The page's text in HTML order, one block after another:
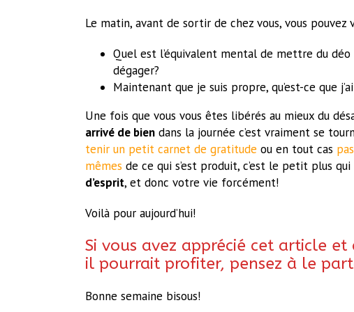
Le matin, avant de sortir de chez vous, vous pouvez
Quel est l’équivalent mental de mettre du déo
dégager?
Maintenant que je suis propre, qu’est-ce que
Une fois que vous vous êtes libérés au mieux du
arrivé de bien dans la journée c’est vraiment se
tenir un petit carnet de gratitude ou en tout cas
mêmes de ce qui s’est produit, c’est le petit plus
d’esprit, et donc votre vie forcément!
Voilà pour aujourd’hui!
Si vous avez apprécié cet article
il pourrait profiter, pensez à le
Bonne semaine bisous!